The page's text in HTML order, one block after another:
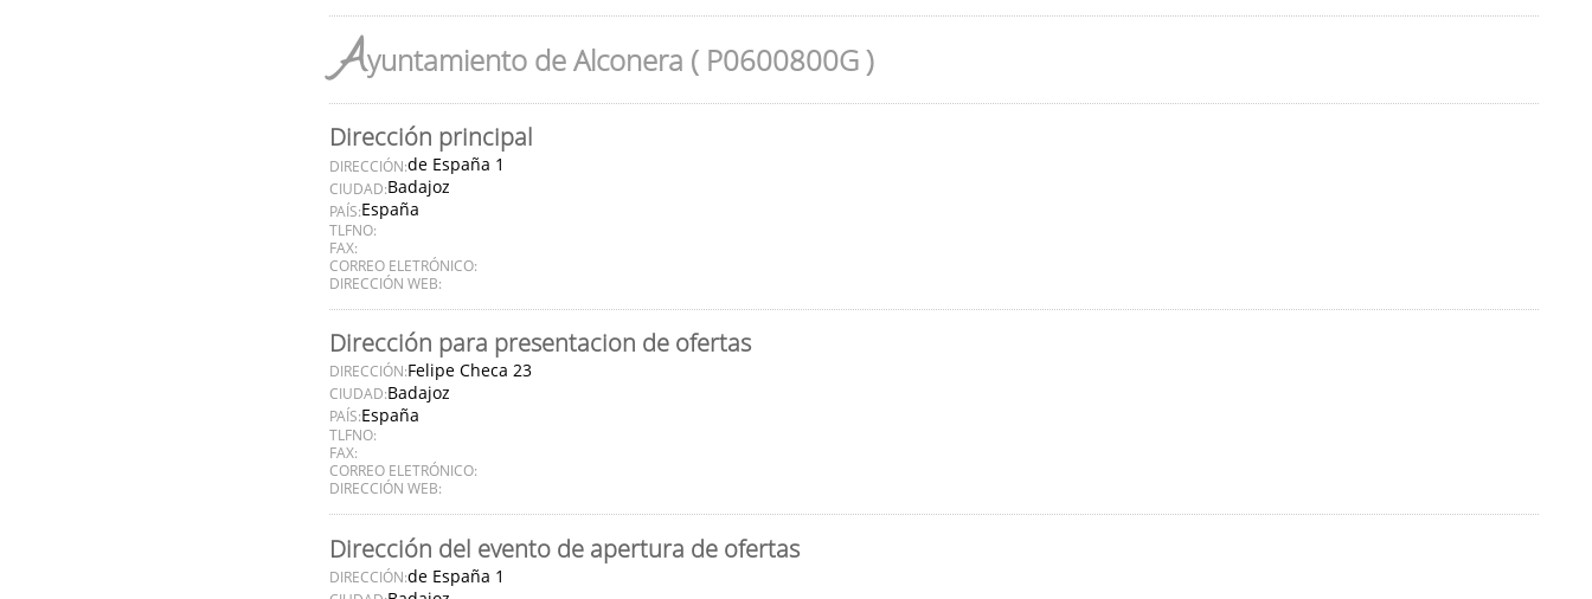
Ayuntamiento de Alconera ( P0600800G )
Dirección principal
DIRECCIÓN:de España 1
CIUDAD:Badajoz
PAÍS:España
TLFNO:
FAX:
CORREO ELETRÓNICO:
DIRECCIÓN WEB:
Dirección para presentacion de ofertas
DIRECCIÓN:Felipe Checa 23
CIUDAD:Badajoz
PAÍS:España
TLFNO:
FAX:
CORREO ELETRÓNICO:
DIRECCIÓN WEB:
Dirección del evento de apertura de ofertas
DIRECCIÓN:de España 1